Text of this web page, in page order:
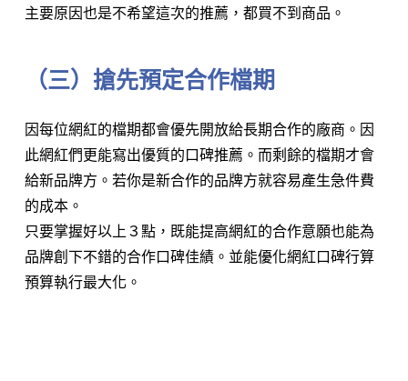
主要原因也是不希望這次的推薦，都買不到商品。
（三）搶先預定合作檔期
因每位網紅的檔期都會優先開放給長期合作的廠商。因
此網紅們更能寫出優質的口碑推薦。而剩餘的檔期才會
給新品牌方。若你是新合作的品牌方就容易產生急件費
的成本。
只要掌握好以上３點，既能提高網紅的合作意願也能為
品牌創下不錯的合作口碑佳績。並能優化網紅口碑行算
預算執行最大化。